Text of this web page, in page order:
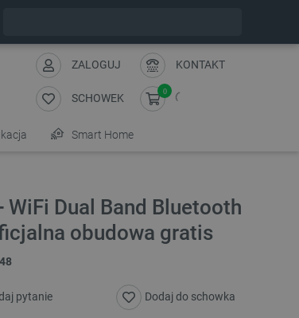
ZALOGUJ KONTAKT
SCHOWEK
0
Smart Home
Dual Band Bluetooth
obudowa gratis
pytanie Dodaj do schowka